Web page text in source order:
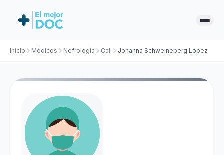
Inicio Médicos Nefrología Cali Johanna Schweineberg Lopez